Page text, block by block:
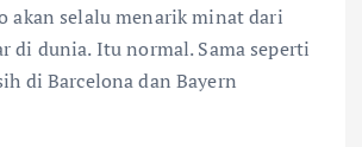
akan selalu menarik minat dari
di dunia. Itu normal. Sama seperti
di Barcelona dan Bayern